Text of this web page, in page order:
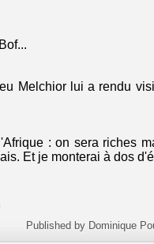
Melchior lui a rendu
: on sera riches
Et je monterai à dos
Published by Dominique